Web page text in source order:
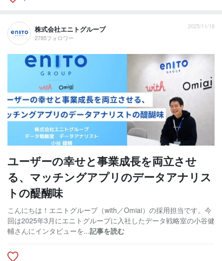
株式会社エニトグループ
2785フォロワー
2025/11/18
ユーザーの幸せと事業成長を両立させ
る、マッチングアプリのデータアナリス
トの醍醐味
こんにちは！エニトグループ（with／Omiai）の採用担当です。今
回は2025年3月にエニトグループに入社したデータ戦略室の小谷健
輔さんにインタビューを...記事を読む